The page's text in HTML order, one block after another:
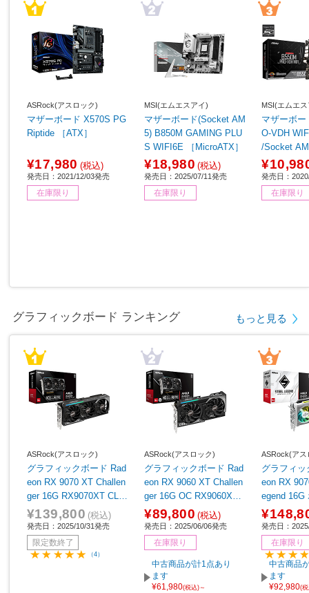
ASRock(アスロック)
マザーボード X570S PG
Riptide ［ATX］
¥17,980 (税込)
発売日：2021/12/03発売
在庫限り
MSI(エムエスアイ)
マザーボード(Socket AM
5) B850M GAMING PLU
S WIFI6E ［MicroATX］
¥18,980 (税込)
発売日：2025/07/11発売
在庫限り
MSI(エムエ
マザーボ
O-VDH WIFI ［
/Socket
発売日：
在庫限り
グラフィックボード ランキング もっと見る
ASRock(アスロック)
グラフィックボード Rad
eon RX 9070 XT Challen
ger 16G RX9070XT CL 1
6G ［Radeon RXシリー
ズ /16GB］
¥139,800 (税込)
発売日：2025/10/31発売
限定数終了
（4）
ASRock(アスロック)
グラフィックボード Rad
eon RX 9060 XT Challen
ger 16G OC RX9060XT
CL 16GO ［Radeon RX
シリーズ /16GB］
¥89,800 (税込)
発売日：2025/06/06発売
在庫限り
中古商品が計1点あり
ます
¥61,980(税込)～
ASRock(アス
グラフィ
eon RX
egend 16G
9070XT SL
n RXシリ
発売日：
在庫限り
中古商品
ます
¥92,980(